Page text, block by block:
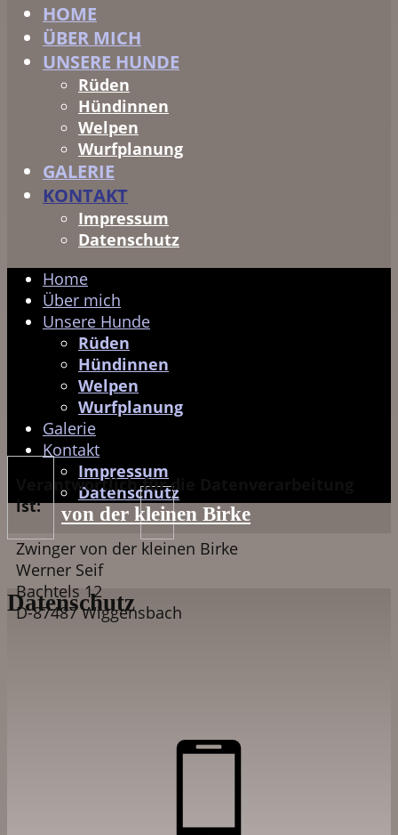
HOME
ÜBER MICH
UNSERE HUNDE
Rüden
Hündinnen
Welpen
Wurfplanung
GALERIE
KONTAKT
Impressum
Datenschutz
Home
Über mich
Unsere Hunde
Rüden
Hündinnen
Welpen
Wurfplanung
Galerie
Kontakt
Impressum
Datenschutz
von der kleinen Birke
Datenschutz
Verantwortlich für die Datenverarbeitung
ist:
Zwinger von der kleinen Birke
Werner Seif
Bachtels 12
D-87487 Wiggensbach